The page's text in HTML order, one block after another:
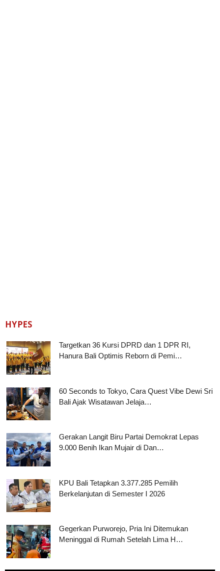
HYPES
Targetkan 36 Kursi DPRD dan 1 DPR RI,
Hanura Bali Optimis Reborn di Pemi…
60 Seconds to Tokyo, Cara Quest Vibe Dewi Sri
Bali Ajak Wisatawan Jelaja…
Gerakan Langit Biru Partai Demokrat Lepas
9.000 Benih Ikan Mujair di Dan…
KPU Bali Tetapkan 3.377.285 Pemilih
Berkelanjutan di Semester I 2026
Gegerkan Purworejo, Pria Ini Ditemukan
Meninggal di Rumah Setelah Lima H…